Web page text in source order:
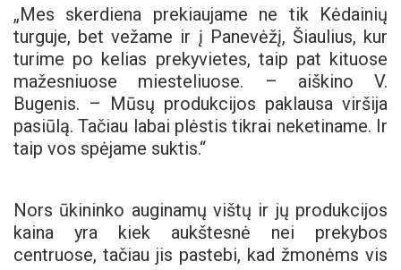
„Mes skerdiena prekiaujame ne tik Kėdainių
turguje, bet vežame ir į Panevėžį, Šiaulius, kur
turime po kelias prekyvietes, taip pat kituose
mažesniuose miesteliuose. – aiškino V.
Bugenis. – Mūsų produkcijos paklausa viršija
pasiūlą. Tačiau labai plėstis tikrai neketiname. Ir
taip vos spėjame suktis.“
Nors ūkininko auginamų vištų ir jų produkcijos
kaina yra kiek aukštesnė nei prekybos
centruose, tačiau jis pastebi, kad žmonėms vis